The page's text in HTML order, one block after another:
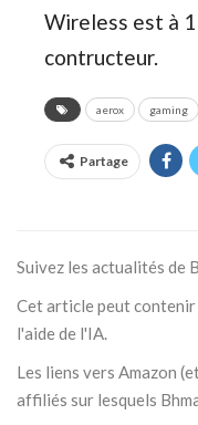
Wireless est à
contructeur.
aerox gaming
Partage
Suivez les actualités de
Cet article peut
l'aide de l'IA.
Les liens vers Amazon
affiliés sur lesquels